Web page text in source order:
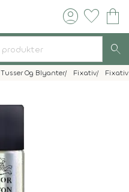
account_circle favorite shopping_bag
search
Tusser Og Blyanter Fixativ